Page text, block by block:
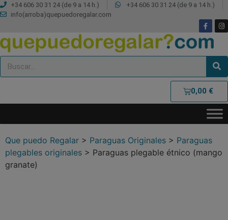
+34 606 30 31 24 (de 9 a 14 h.)
+34 606 30 31 24 (de 9 a 14 h.)
info(arroba)quepuedoregalar.com
0,00 €
Que puedo Regalar > Paraguas Originales > Paraguas
plegables originales > Paraguas plegable étnico (mango
granate)